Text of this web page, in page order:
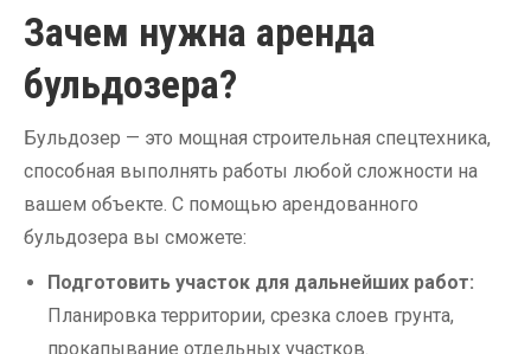
Зачем нужна аренда
бульдозера?
Бульдозер — это мощная строительная спецтехника,
способная выполнять работы любой сложности на
вашем объекте. С помощью арендованного
бульдозера вы сможете:
Подготовить участок для дальнейших работ:
Планировка территории, срезка слоев грунта,
прокапывание отдельных участков.